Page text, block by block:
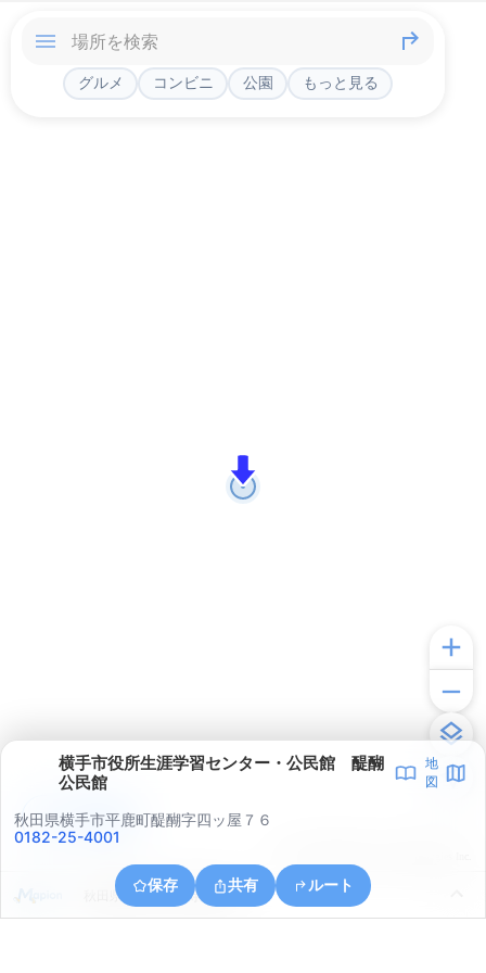
グルメ コンビニ 公園 もっと見る
横手市役所生涯学習センター・公民館 醍醐
公民館
地
図
秋田県横手市平鹿町醍醐字四ッ屋７６
0182-25-4001
保存 共有 ルート
秋田県横手市大屋寺内漆原
アプリで見る